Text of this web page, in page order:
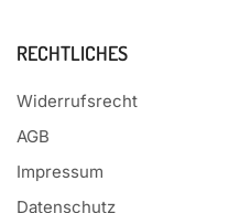
RECHTLICHES
Widerrufsrecht
AGB
Impressum
Datenschutz